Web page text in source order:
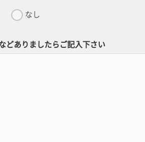
なし
どありましたらご記入下さい